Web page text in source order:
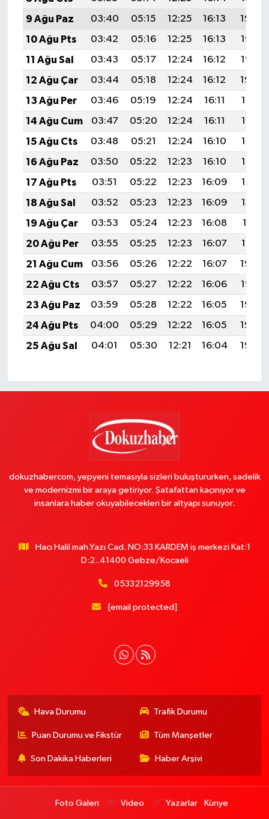
9 Ağu Paz
03:40 05:15 12:25 16:13
19:24
10 Ağu Pts
03:42 05:16 12:25 16:13
19:23
11 Ağu Sal
03:43 05:17 12:24 16:12
19:22
12 Ağu Çar
03:44 05:18 12:24 16:12
19:20
13 Ağu Per
03:46 05:19 12:24 16:11
19:19
14 Ağu Cum
03:47 05:20 12:24 16:11
19:18
15 Ağu Cts
03:48 05:21 12:24 16:10
19:17
16 Ağu Paz
03:50 05:22 12:23 16:10
19:15
17 Ağu Pts
03:51 05:22 12:23 16:09
19:14
18 Ağu Sal
03:52 05:23 12:23 16:09
19:13
19 Ağu Çar
03:53 05:24 12:23 16:08
19:11
20 Ağu Per
03:55 05:25 12:23 16:07
19:10
21 Ağu Cum
03:56 05:26 12:22 16:07
19:09
22 Ağu Cts
03:57 05:27 12:22 16:06
19:07
23 Ağu Paz
03:59 05:28 12:22 16:05
19:06
24 Ağu Pts
04:00 05:29 12:22 16:05
19:04
25 Ağu Sal
04:01 05:30 12:21 16:04 19:03
dokuzhabercom, yepyeni temasıyla sizleri buluştururken, sadelik
ve modernizmi bir araya getiriyor. Şatafattan kaçınıyor ve
insanlara haber okuyabilecekleri bir altyapı sunuyor.
Hacı Halil mah.Yazı Cad. NO:33 KARDEM iş merkezi Kat:1
D:2..41400 Gebze/Kocaeli
05332129958
[email protected]
Hava Durumu Trafik Durumu
Puan Durumu ve Fikstür Tüm Manşetler
Son Dakika Haberleri Haber Arşivi
Foto Galeri Video Yazarlar Künye